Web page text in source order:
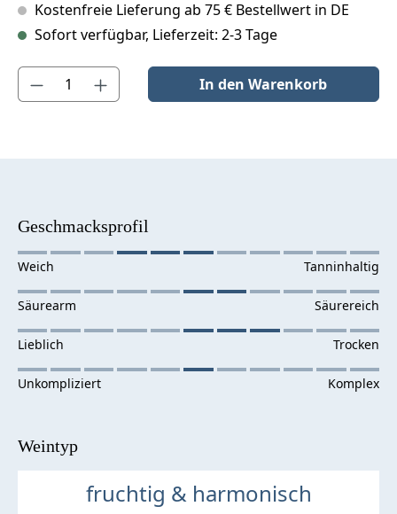
Kostenfreie Lieferung ab 75 € Bestellwert in DE
Sofort verfügbar, Lieferzeit: 2-3 Tage
Produkt Anzahl: Gib den gewünschten Wert ein oder benutze
In den Warenkorb
Geschmacksprofil
Weintyp
fruchtig & harmonisch